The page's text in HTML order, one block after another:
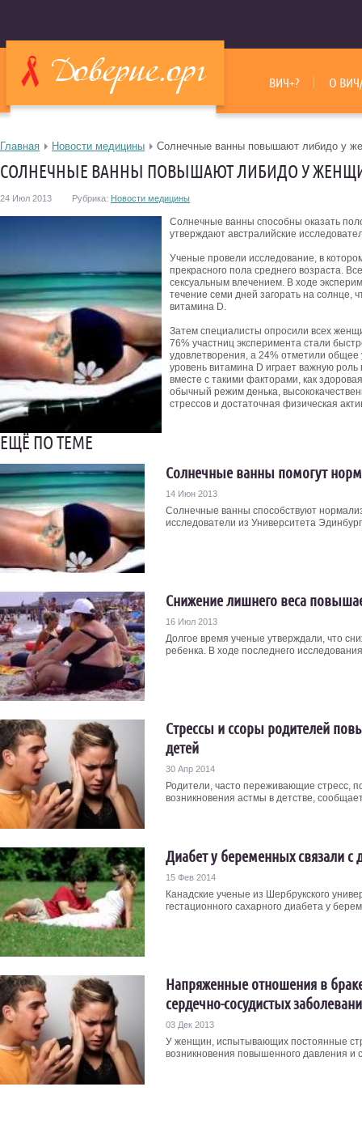
ВИЧ+? О
Главная Новости медицины Солнечные ванны повышают либидо у
СОЛНЕЧНЫЕ ВАННЫ ПОВЫШАЮТ ЛИБИДО У
24 Июл 2013 Рубрика: Новости медицины
Солнечные ванны способны оказать
утверждают австралийские
Ученые провели исследование, в
прекрасного пола среднего возраста.
сексуальным влечением. В ходе
течение семи дней загорать на солнце,
витамина D.
Затем специалисты опросили всех
76% участниц эксперимента стали
удовлетворения, а 24% отметили
уровень витамина D играет важную
вместе с такими факторами, как
обычный режим денька,
стрессов и достаточная физическая
ЕЩЁ ПО ТЕМЕ
Солнечные ванны помогут
14 Июн 2013
Солнечные ванны способствуют
исследователи из Университета
Снижение лишнего веса
16 Июл 2013
Долгое время ученые утверждали, что
ребенка. В ходе последнего
Стрессы и ссоры родителей
детей
30 Апр 2014
Родители, часто переживающие стресс,
возникновения астмы в детстве,
Диабет у беременных связали
15 Фев 2014
Канадские ученые из Шербрукского
гестационного сахарного диабета у
Напряженные отношения в
сердечно-сосудистых
03 Дек 2013
У женщин, испытывающих постоянные
возникновения повышенного давления и